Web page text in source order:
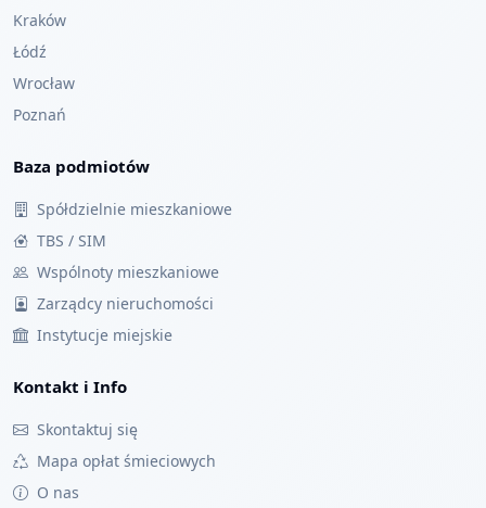
Kraków
Łódź
Wrocław
Poznań
Baza podmiotów
Spółdzielnie mieszkaniowe
TBS / SIM
Wspólnoty mieszkaniowe
Zarządcy nieruchomości
Instytucje miejskie
Kontakt i Info
Skontaktuj się
Mapa opłat śmieciowych
O nas